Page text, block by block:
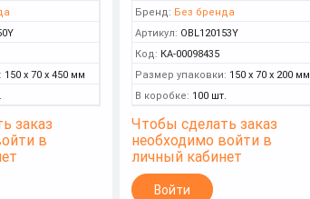
150 x 70 x 450 мм
заказ
в
Бренд: Без бренда
Артикул: OBL120153Y
Код: КА-00098435
Размер упаковки: 150 x 70 x 200 мм
В коробке: 100 шт.
Чтобы сделать заказ
необходимо войти в
личный кабинет
Войти